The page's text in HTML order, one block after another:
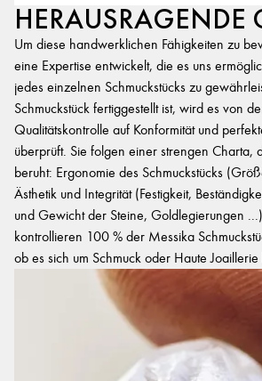
HERAUSRAGENDE
Um diese handwerklichen Fähigkeiten zu
eine Expertise entwickelt, die es uns
jedes einzelnen Schmuckstücks zu
Schmuckstück fertiggestellt ist, wird es von
Qualitätskontrolle auf Konformität und
überprüft. Sie folgen einer strengen Charta,
beruht: Ergonomie des Schmuckstücks
Ästhetik und Integrität (Festigkeit,
und Gewicht der Steine, Goldlegierungen
kontrollieren 100 % der Messika
ob es sich um Schmuck oder Haute